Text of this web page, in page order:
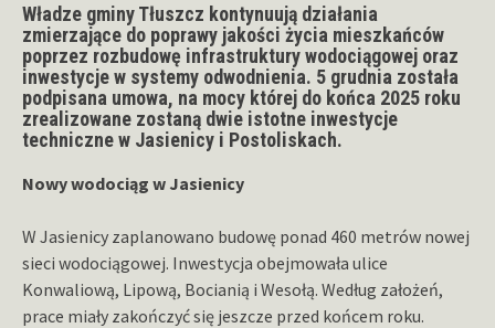
Władze gminy Tłuszcz kontynuują działania
zmierzające do poprawy jakości życia mieszkańców
poprzez rozbudowę infrastruktury wodociągowej oraz
inwestycje w systemy odwodnienia. 5 grudnia została
podpisana umowa, na mocy której do końca 2025 roku
zrealizowane zostaną dwie istotne inwestycje
techniczne w Jasienicy i Postoliskach.
Nowy wodociąg w Jasienicy
W Jasienicy zaplanowano budowę ponad 460 metrów nowej
sieci wodociągowej. Inwestycja obejmowała ulice
Konwaliową, Lipową, Bocianią i Wesołą. Według założeń,
prace miały zakończyć się jeszcze przed końcem roku.